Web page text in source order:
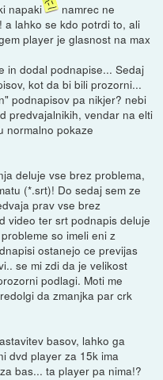
napaki
namrec ne
a lahko se kdo potrdi to, ali
player je glasnost na max
in dodal podnapise... Sedaj
kot da bi bili prozorni...
podnapisov pa nikjer? nebi
predvajalnikih, vendar na elti
normalno pokaze
deluje vse brez problema,
(*.srt)! Do sedaj sem ze
prav vse brez
video ter srt podnapis deluje
so imeli eni z
ostanejo ce previjas
se mi zdi da je velikost
podlagi. Moti me
da zmanjka par crk
basov, lahko ga
dvd player za 15k ima
bas... ta player pa nima!?